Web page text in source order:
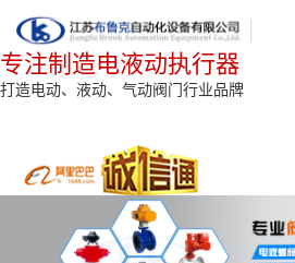
专注制造电液动执行器
打造电动、液动、气动阀门行业品牌